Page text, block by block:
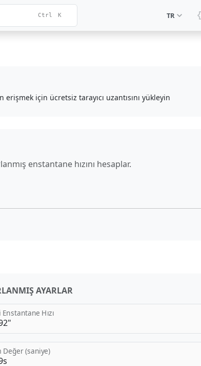
Ctrl K TR
için ücretsiz tarayıcı uzantısını yükleyin
enstantane hızını hesaplar.
AYARLAR
Enstantane Hızı
Değer (saniye)